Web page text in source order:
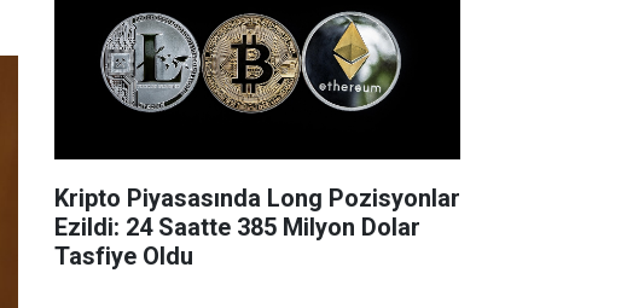
Kripto Piyasasında Long Pozisyonlar
Ezildi: 24 Saatte 385 Milyon Dolar
Tasfiye Oldu